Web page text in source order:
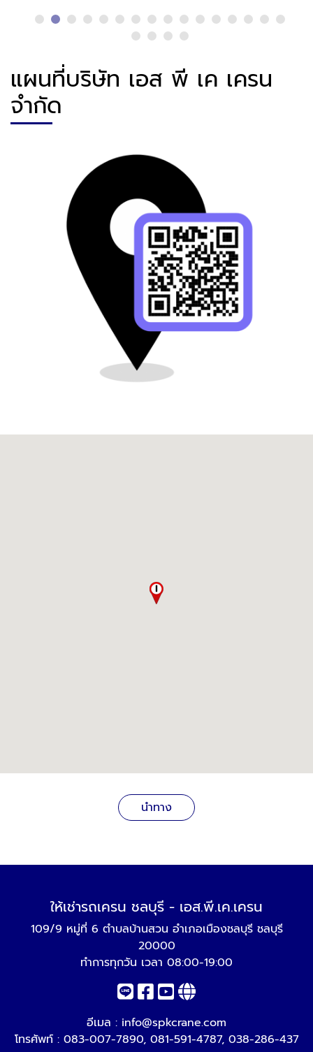
แผนที่บริษัท เอส พี เค เครน
จำกัด
นำทาง
ให้เช่ารถเครน ชลบุรี - เอส.พี.เค.เครน
109/9 หมู่ที่ 6 ตำบลบ้านสวน อำเภอเมืองชลบุรี ชลบุรี
20000
ทำการทุกวัน เวลา 08:00-19:00
อีเมล : info@spkcrane.com
โทรศัพท์ : 083-007-7890, 081-591-4787, 038-286-437